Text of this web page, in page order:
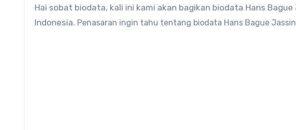
Hai sobat biodata, kali ini kami akan bagikan biodata Hans Bague Jassin seorang Sastrawan dan Kritikus Sastra
Indonesia. Penasaran ingin tahu tentang biodata Hans Bague Jassin